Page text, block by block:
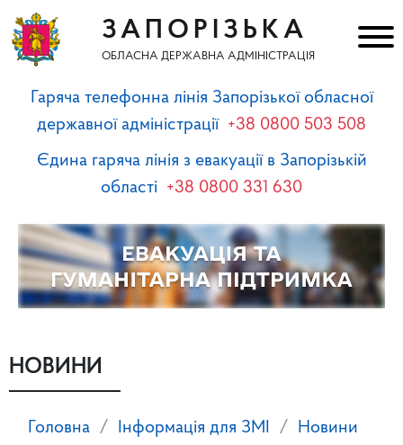
ЗАПОРІЗЬКА
ОБЛАСНА ДЕРЖАВНА АДМІНІСТРАЦІЯ
Гаряча телефонна лінія Запорізької обласної
державної адміністрації +38 0800 503 508
Єдина гаряча лінія з евакуації в Запорізькій
області +38 0800 331 630
НОВИНИ
Головна Інформація для ЗМІ
Новини